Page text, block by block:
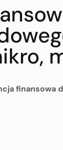
finansowa